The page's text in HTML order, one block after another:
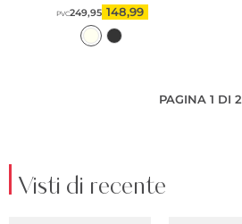
PVC249,95 148,99
PAGINA 1 DI 2
Visti di recente